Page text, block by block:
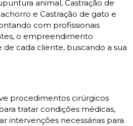
animal, Castração de
e Castração de gato e
com profissionais
o empreendimento
cada cliente, buscando a sua
procedimentos cirúrgicos
tratar condições médicas,
intervenções necessárias para